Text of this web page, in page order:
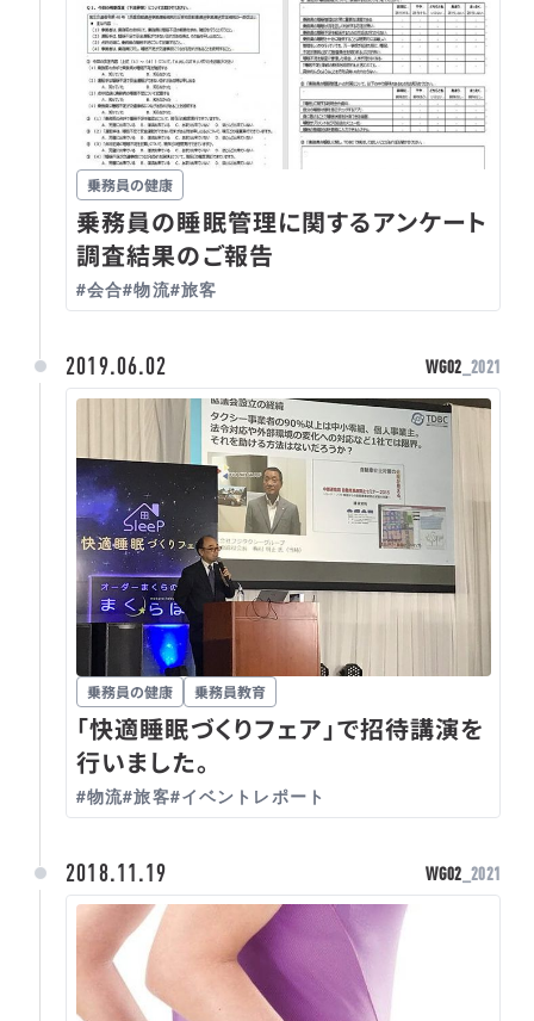
乗務員の健康
乗務員の睡眠管理に関するアンケート
調査結果のご報告
#会合#物流#旅客
2019.06.02 WG02 _2021
乗務員の健康 乗務員教育
「快適睡眠づくりフェア」で招待講演を
行いました。
#物流#旅客#イベントレポート
2018.11.19 WG02 _2021